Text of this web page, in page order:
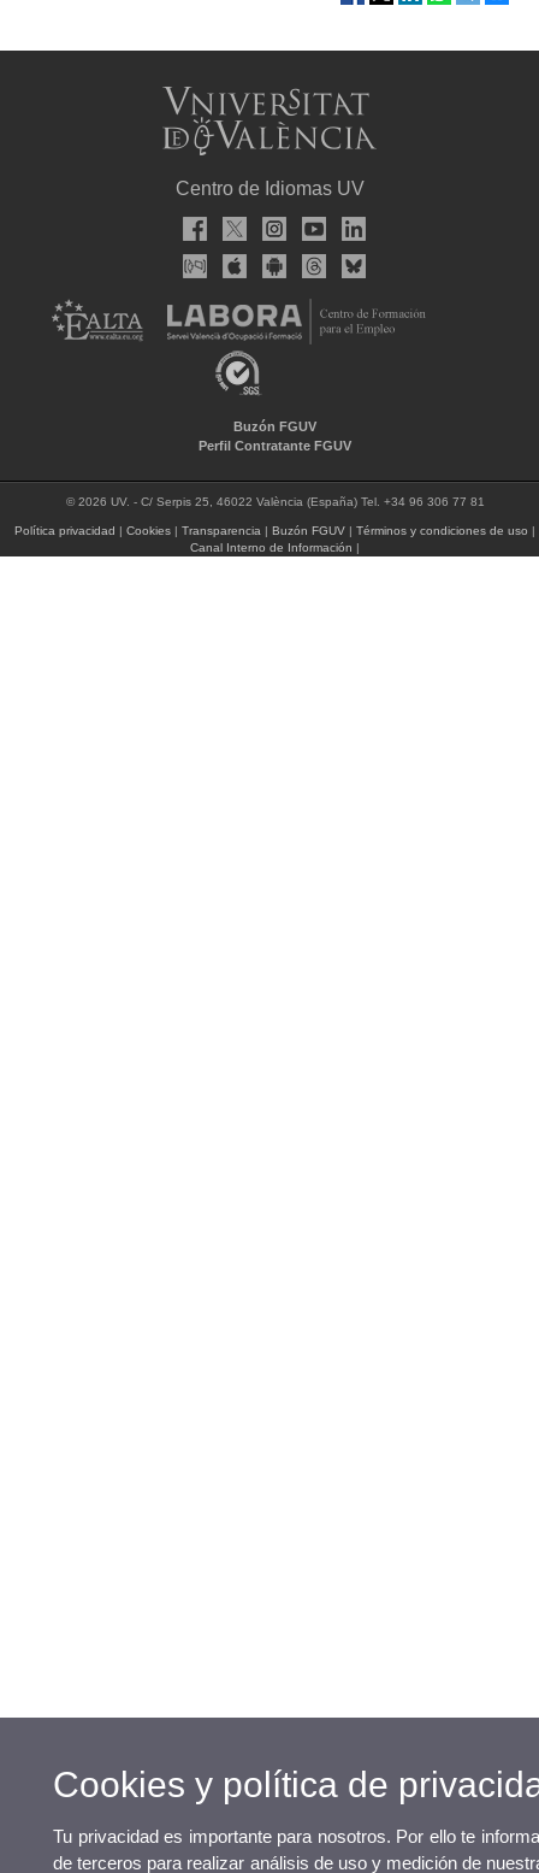
Centro de Idiomas UV
Buzón FGUV
Perfil Contratante FGUV
© 2026 UV. - C/ Serpis 25, 46022 València (España) Tel. +34 96 306 77 81
Política privacidad |Cookies |Transparencia |Buzón FGUV |Términos y condiciones de uso |
Canal Interno de Información |
Cookies y política de
Tu privacidad es importante para nosotros. Por ello te
de terceros para realizar análisis de uso y medición de